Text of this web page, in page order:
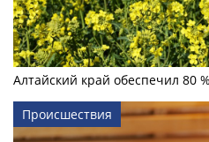
Алтайский край обеспечил 80
Происшествия